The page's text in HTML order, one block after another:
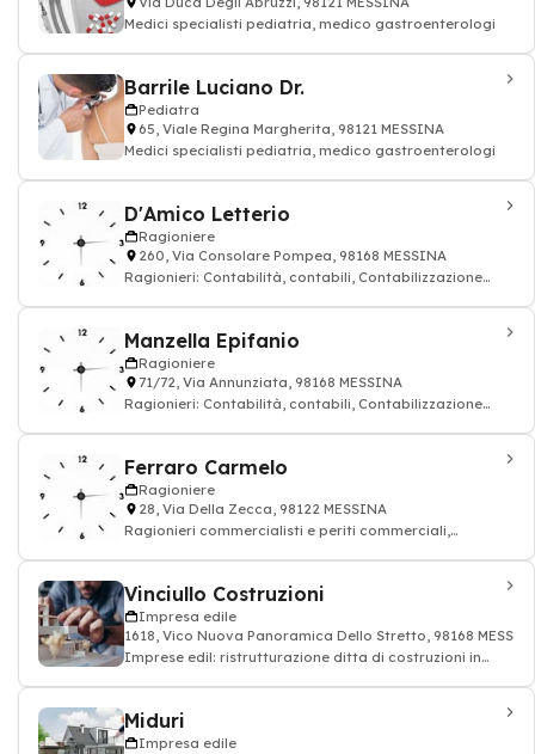
Medici specialisti pediatria, medico gastroenterologi
Barrile Luciano Dr.
Pediatra
65, Viale Regina Margherita, 98121 MESSINA
Medici specialisti pediatria, medico gastroenterologi
D'Amico Letterio
Ragioniere
260, Via Consolare Pompea, 98168 MESSINA
Ragionieri: Contabilità, contabili, Contabilizzazione
Manzella Epifanio
Ragioniere
71/72, Via Annunziata, 98168 MESSINA
Ragionieri: Contabilità, contabili, Contabilizzazione
Ferraro Carmelo
Ragioniere
28, Via Della Zecca, 98122 MESSINA
Ragionieri commercialisti e periti commerciali,
Vinciullo Costruzioni
Impresa edile
1618, Vico Nuova Panoramica Dello Stretto, 98168
Imprese edil: ristrutturazione ditta di costruzioni in
Miduri
Impresa edile